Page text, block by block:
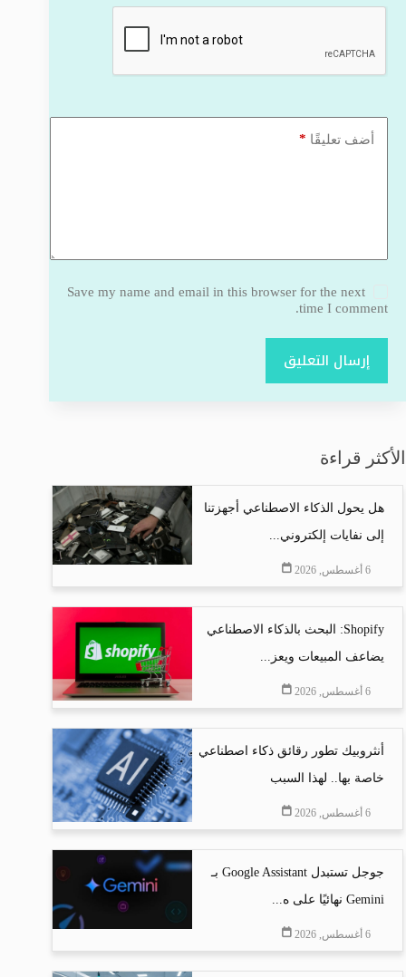
أضف تعليقًا *
Save my name and email in this browser for the next
time I comment.
إرسال التعليق
الأكثر قراءة
هل يحول الذكاء الاصطناعي أجهزتنا
إلى نفايات إلكتروني...
6 أغسطس, 2026
Shopify: البحث بالذكاء الاصطناعي
يضاعف المبيعات ويعز...
6 أغسطس, 2026
أنثروبيك تطور رقائق ذكاء اصطناعي
خاصة بها.. لهذا السبب
6 أغسطس, 2026
جوجل تستبدل Google Assistant بـ
Gemini نهائيًا على ه...
6 أغسطس, 2026